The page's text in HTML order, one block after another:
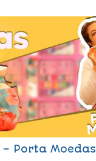
Porta Moedas